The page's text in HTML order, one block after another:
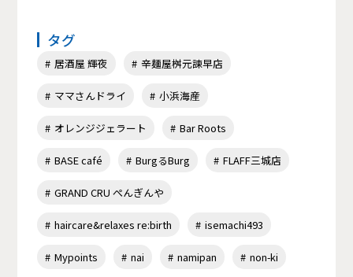
タグ
居酒屋 輝夜 辛麺屋桝元諫早店
ママさんドライ 小浜海産
オレンジジェラート Bar Roots
BASE café BurgるBurg FLAFF三城店
GRAND CRU ぺんぎんや
haircare&relaxes re:birth isemachi493
Mypoints nai namipan non-ki